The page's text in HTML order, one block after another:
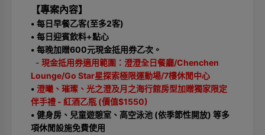
【專案內容】
• 每日早餐乙客(至多2客)
• 每日迎賓飲料+點心
• 每晚加贈600元現金抵用券乙次。
- 現金抵用券適用範圍：澄澄全日餐廳/Chenchen
Lounge/Go Star星探索極限運動場/7樓休閒中心
• 澄曦、璀璨、光之澄及月之海行館房型加贈獨家限定
伴手禮 - 紅酒乙瓶 (價值$1550)
• 健身房、兒童遊憩室、高空泳池 (依季節性開放) 等多
項休閒設施免費使用